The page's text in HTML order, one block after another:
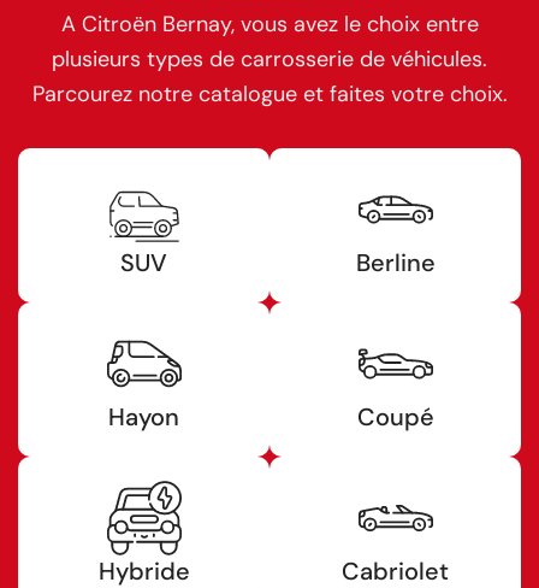
A Citroën Bernay, vous avez le choix entre
plusieurs types de carrosserie de véhicules.
Parcourez notre catalogue et faites votre choix.
SUV Berline
Hayon Coupé
Hybride Cabriolet